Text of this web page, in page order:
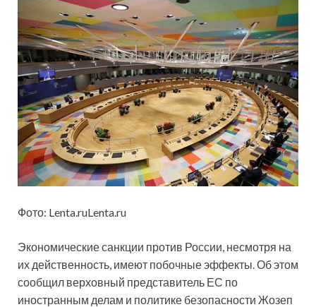
Фото: Lenta.ruLenta.ru
Экономические санкции против России, несмотря на
их действенность, имеют побочные эффекты. Об этом
сообщил верховный представитель ЕС по
иностранным делам и политике безопасности Жозеп